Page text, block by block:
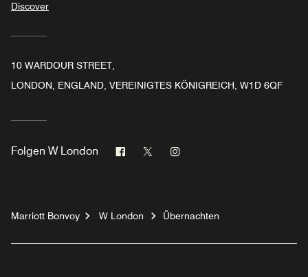
Discover
10 WARDOUR STREET,
LONDON, ENGLAND, VEREINIGTES KÖNIGREICH, W1D 6QF
Folgen W London Facebook
Twitter
Marriott Bonvoy W London Übernachten